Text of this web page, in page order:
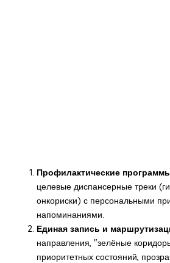
Профилактические
целевые диспансерные треки
онкориски) с персональными
напоминаниями.
Единая запись и
направления, "зелёные
приоритетных состояний,